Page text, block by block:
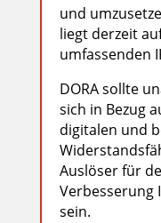
und
liegt derzeit
umfassenden
DORA sollte
sich in Bezug
digitalen und
Auslöser für
Verbesserung
sein.